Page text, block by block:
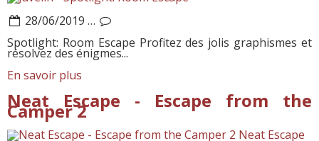
28/06/2019 …
Spotlight: Room Escape Profitez des jolis graphismes et
résolvez des énigmes...
En savoir plus
Neat Escape - Escape from the
Camper 2
Neat Escape